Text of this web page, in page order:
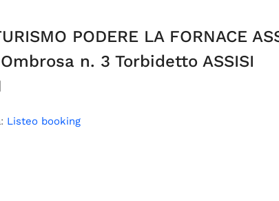
PODERE LA FORNACE
n. 3 Torbidetto ASSISI
Listeo booking